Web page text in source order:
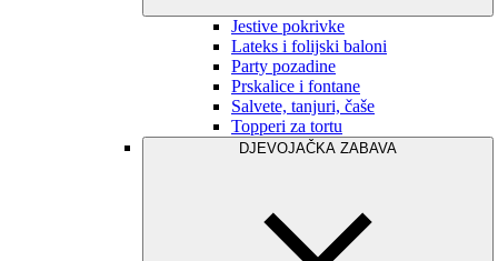
Jestive pokrivke
Lateks i folijski baloni
Party pozadine
Prskalice i fontane
Salvete, tanjuri, čaše
Topperi za tortu
DJEVOJAČKA ZABAVA